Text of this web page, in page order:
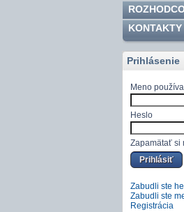
KONTAKTY
Prihlásenie
Meno
Heslo
Zapamätať si
Zabudli ste
Zabudli ste
Registrácia